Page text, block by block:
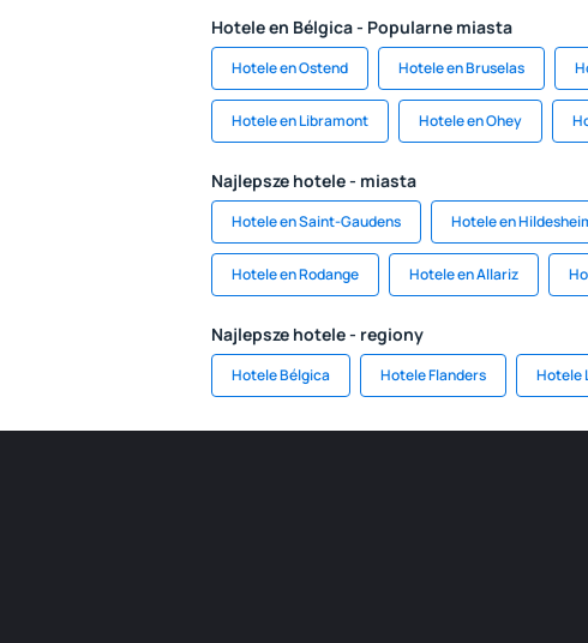
Hotele en Bélgica - Popularne miasta
Hotele en Ostend Hotele en Bruselas
Hotele en Libramont Hotele en Ohey
Najlepsze hotele - miasta
Hotele en Saint-Gaudens Hotele en
Hotele en Rodange Hotele en Allariz
Najlepsze hotele - regiony
Hotele Bélgica Hotele Flanders Hotele